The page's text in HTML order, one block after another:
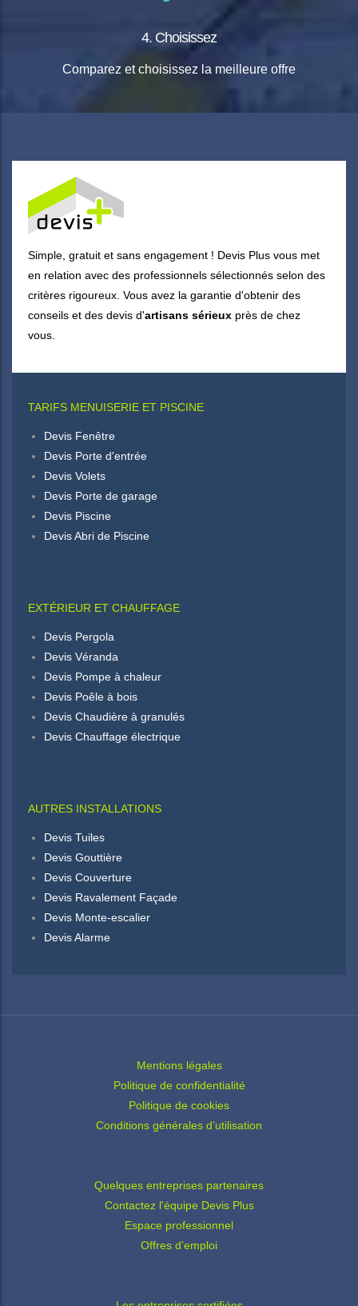
4. Choisissez
Comparez et choisissez la meilleure offre
Simple, gratuit et sans engagement ! Devis Plus vous met
en relation avec des professionnels sélectionnés selon des
critères rigoureux. Vous avez la garantie d'obtenir des
conseils et des devis d'artisans sérieux près de chez
vous.
TARIFS MENUISERIE ET PISCINE
Devis Fenêtre
Devis Porte d'entrée
Devis Volets
Devis Porte de garage
Devis Piscine
Devis Abri de Piscine
EXTÉRIEUR ET CHAUFFAGE
Devis Pergola
Devis Véranda
Devis Pompe à chaleur
Devis Poêle à bois
Devis Chaudière à granulés
Devis Chauffage électrique
AUTRES INSTALLATIONS
Devis Tuiles
Devis Gouttière
Devis Couverture
Devis Ravalement Façade
Devis Monte-escalier
Devis Alarme
Mentions légales
Politique de confidentialité
Politique de cookies
Conditions générales d’utilisation
Quelques entreprises partenaires
Contactez l'équipe Devis Plus
Espace professionnel
Offres d'emploi